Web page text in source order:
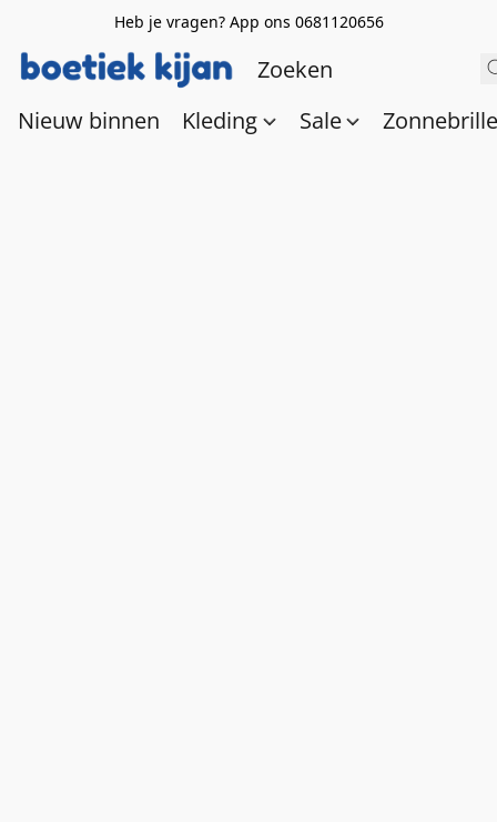
Heb je vragen? App ons 0681120656
Nieuw binnen Kleding Sale